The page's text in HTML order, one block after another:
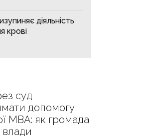
діяльність
крові
суд
допомогу
МВА: як громада
влади